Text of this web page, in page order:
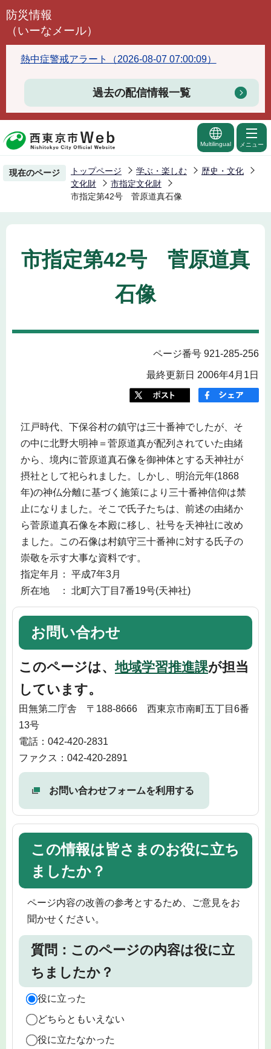
こ
頭
で
防災情報
（いーなメール）
熱中症警戒アラート（2026-08-07 07:00:09）
過去の配信情報一覧
Multilingual メニュー
現在のページ トップページ 学ぶ・楽しむ
歴史・文化
文化財
市指定文化財
市指定第42号 菅原道真石像
市指定第42号 菅原道真
石像
ページ番号 921-285-256
最終更新日 2006年4月1日
江戸時代、下保谷村の鎮守は三十番神でしたが、そ
の中に北野大明神＝菅原道真が配列されていた由緒
から、境内に菅原道真石像を御神体とする天神社が
摂社として祀られました。しかし、明治元年(1868
年)の神仏分離に基づく施策により三十番神信仰は禁
止になりました。そこで氏子たちは、前述の由緒か
ら菅原道真石像を本殿に移し、社号を天神社に改め
ました。この石像は村鎮守三十番神に対する氏子の
崇敬を示す大事な資料です。
指定年月： 平成7年3月
所在地 ： 北町六丁目7番19号(天神社)
お問い合わせ
このページは、地域学習推進課が担当
しています。
田無第二庁舎 〒188-8666 西東京市南町五丁目6番
13号
電話：042-420-2831
ファクス：042-420-2891
お問い合わせフォームを利用する
この情報は皆さまのお役に立ち
ましたか？
ページ内容の改善の参考とするため、ご意見をお
聞かせください。
質問：このページの内容は役に立
ちましたか？
役に立った
どちらともいえない
役に立たなかった